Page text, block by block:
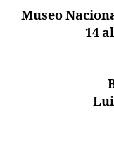
Museo
14